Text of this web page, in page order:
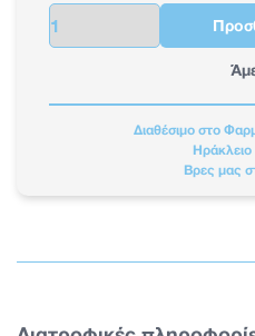
Ποσότητα
Διαθέσιμο στο
Βρες μας